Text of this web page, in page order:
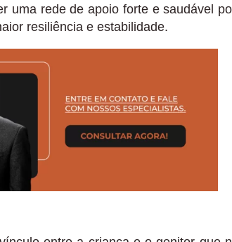
uma rede de apoio forte e saudável
resiliência e estabilidade.